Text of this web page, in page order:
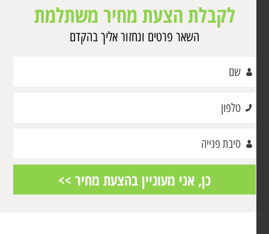
לקבלת הצעת מחיר משתלמת
השאר פרטים ונחזור אליך בהקדם